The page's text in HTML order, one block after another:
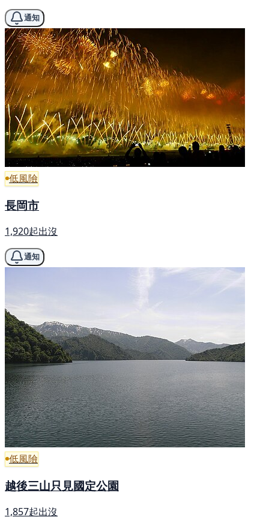
通知
低風險
長岡市
1,920起出沒
通知
低風險
越後三山只見國定公園
1,857起出沒